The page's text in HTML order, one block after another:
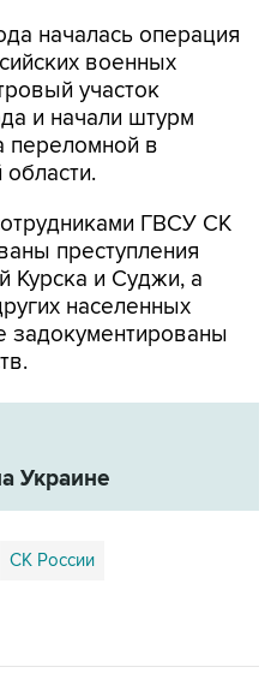
началась операция
военных
участок
и начали штурм
переломной в
ГВСУ СК
преступления
Курска и Суджи, а
населенных
задокументированы
Украине
СК России